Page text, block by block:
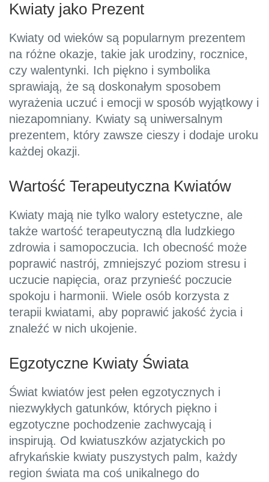
Kwiaty jako Prezent
Kwiaty od wieków są popularnym prezentem
na różne okazje, takie jak urodziny, rocznice,
czy walentynki. Ich piękno i symbolika
sprawiają, że są doskonałym sposobem
wyrażenia uczuć i emocji w sposób wyjątkowy i
niezapomniany. Kwiaty są uniwersalnym
prezentem, który zawsze cieszy i dodaje uroku
każdej okazji.
Wartość Terapeutyczna Kwiatów
Kwiaty mają nie tylko walory estetyczne, ale
także wartość terapeutyczną dla ludzkiego
zdrowia i samopoczucia. Ich obecność może
poprawić nastrój, zmniejszyć poziom stresu i
uczucie napięcia, oraz przynieść poczucie
spokoju i harmonii. Wiele osób korzysta z
terapii kwiatami, aby poprawić jakość życia i
znaleźć w nich ukojenie.
Egzotyczne Kwiaty Świata
Świat kwiatów jest pełen egzotycznych i
niezwykłych gatunków, których piękno i
egzotyczne pochodzenie zachwycają i
inspirują. Od kwiatuszków azjatyckich po
afrykańskie kwiaty puszystych palm, każdy
region świata ma coś unikalnego do